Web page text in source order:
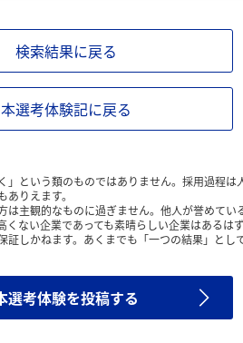
検索結果に戻る
本選考体験記に戻る
という類のものではありません。採用過程
りえます。
主観的なものに過ぎません。他人が誉めてい
ない企業であっても素晴らしい企業はあるはず
しかねます。あくまでも「一つの結果」とし
選考体験を投稿する